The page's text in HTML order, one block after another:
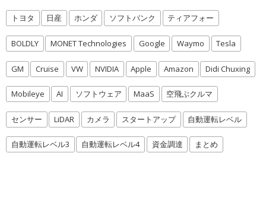
トヨタ 日産 ホンダ ソフトバンク ティアフォー
BOLDLY MONET Technologies Google Waymo Tesla
GM Cruise VW NVIDIA Apple Amazon Didi Chuxing
Mobileye AI ソフトウェア MaaS 空飛ぶクルマ
センサー LiDAR カメラ スタートアップ 自動運転レベル
自動運転レベル3 自動運転レベル4 資金調達 まとめ